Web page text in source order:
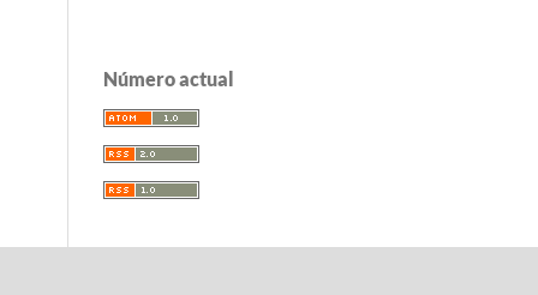
Número actual